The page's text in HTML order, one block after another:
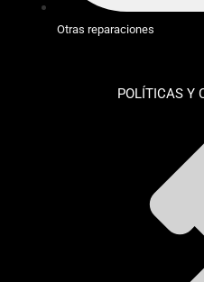
Otras reparaciones
POLÍTICAS Y